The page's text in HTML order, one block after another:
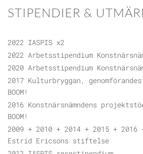
STIPENDIER &
2022 IASPIS x2
2022 Arbetsstipendium
2020 Arbetsstipendium
2017 Kulturbryggan,
BOOM!
2016 Konstnärsnämndens
BOOM!
2009 + 2010 + 2014 + 2015 + 2016
Estrid Ericsons stiftelse